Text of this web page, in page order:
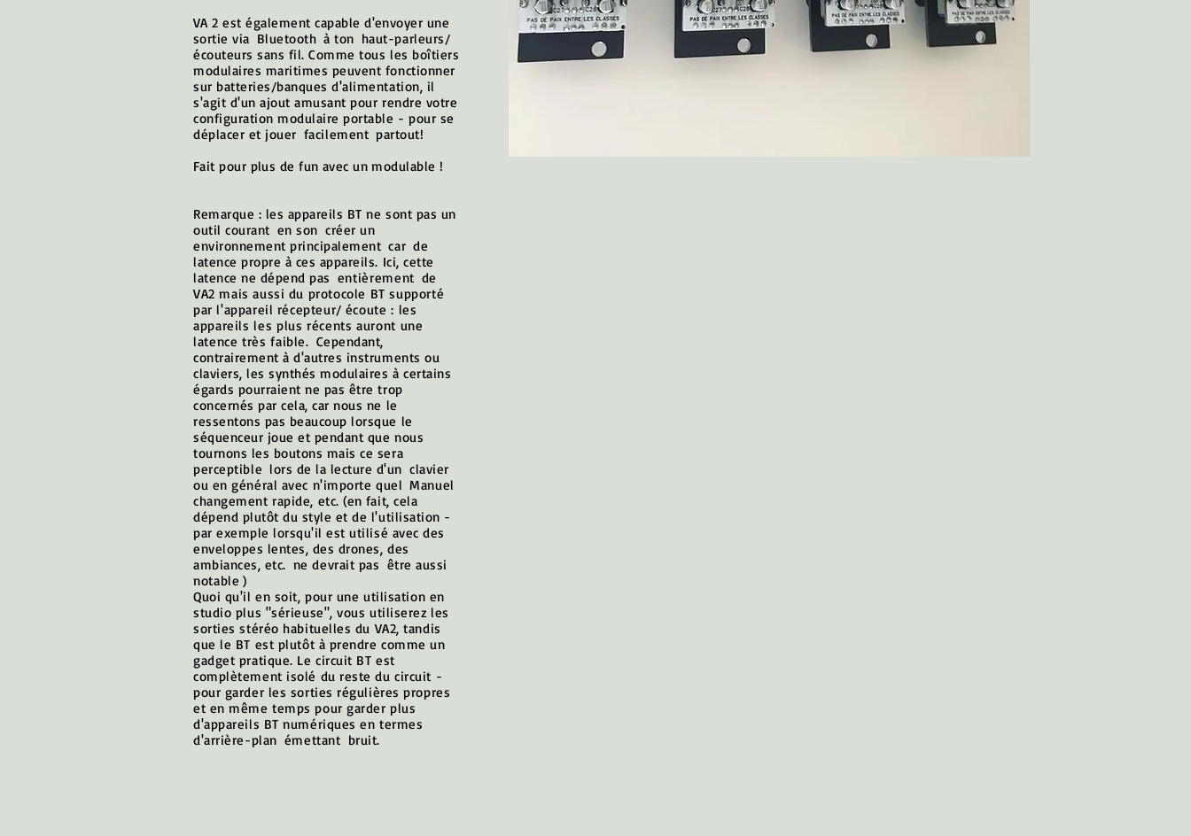
VA 2 est également capable d'envoyer une
sortie via Bluetooth à ton haut-parleurs/
écouteurs sans fil. Comme tous les boîtiers
modulaires maritimes peuvent fonctionner
sur batteries/banques d'alimentation, il
s'agit d'un ajout amusant pour rendre votre
configuration modulaire portable - pour se
déplacer et jouer facilement partout!
Fait pour plus de fun avec un modulable !
Remarque : les appareils BT ne sont pas un
outil courant en son créer un
environnement principalement car de
latence propre à ces appareils. Ici, cette
latence ne dépend pas entièrement de
VA2 mais aussi du protocole BT supporté
par l'appareil récepteur/ écoute : les
appareils les plus récents auront une
latence très faible. Cependant,
contrairement à d'autres instruments ou
claviers, les synthés modulaires à certains
égards pourraient ne pas être trop
concernés par cela, car nous ne le
ressentons pas beaucoup lorsque le
séquenceur joue et pendant que nous
tournons les boutons mais ce sera
perceptible lors de la lecture d'un clavier
ou en général avec n'importe quel Manuel
changement rapide, etc. (en fait, cela
dépend plutôt du style et de l'utilisation -
par exemple lorsqu'il est utilisé avec des
enveloppes lentes, des drones, des
ambiances, etc. ne devrait pas être aussi
notable )
Quoi qu'il en soit, pour une utilisation en
studio plus "sérieuse", vous utiliserez les
sorties stéréo habituelles du VA2, tandis
que le BT est plutôt à prendre comme un
gadget pratique. Le circuit BT est
complètement isolé du reste du circuit -
pour garder les sorties régulières propres
et en même temps pour garder plus
d'appareils BT numériques en termes
d'arrière-plan émettant bruit.